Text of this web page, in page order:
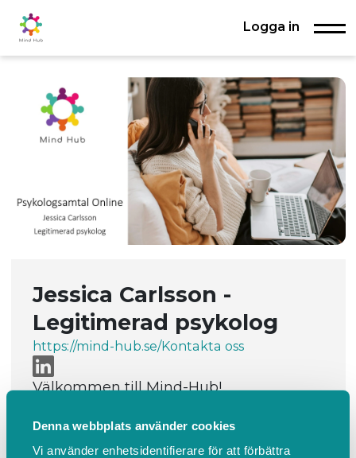
Denna webbplats använder cookies
Vi använder enhetsidentifierare för att förbättra
Logga in
Jessica Carlsson -
Legitimerad psykolog
https://mind-hub.se/Kontakta oss
Välkommen till Mind-Hub!
Här kan du boka digitala samtal m...
Läs mer